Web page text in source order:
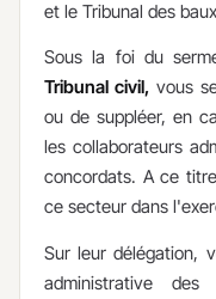
et le Tribunal des
Sous la foi du
Tribunal civil, vous
ou de suppléer, en
les collaborateurs
concordats. A ce
ce secteur dans
Sur leur délégation,
administrative